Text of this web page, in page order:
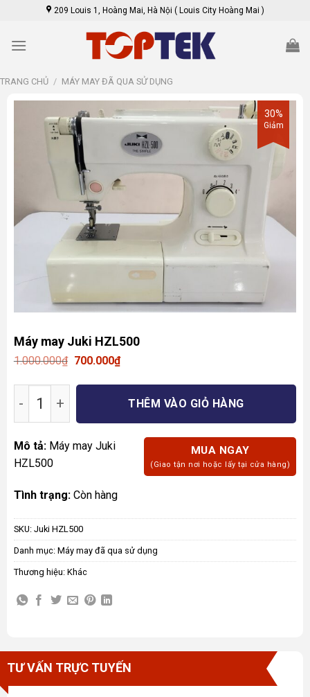
content
209 Louis 1, Hoàng Mai, Hà Nội ( Louis City Hoàng Mai )
TRANG CHỦ / MÁY MAY ĐÃ QUA SỬ DỤNG
30%
Giảm
Máy may Juki HZL500
1.000.000₫ Giá
là:
700.000₫Giá
tại
700.000₫.
Máy may Juki HZL500 số lượng
THÊM VÀO GIỎ HÀNG
MUA NGAY
(Giao tận nơi hoặc lấy tại cửa hàng)
Mô tả:Máy may Juki
HZL500
Tình trạng:Còn hàng
SKU: Juki HZL500
Danh mục: Máy may đã qua sử dụng
Thương hiệu: Khác
TƯ VẤN TRỰC TUYẾN